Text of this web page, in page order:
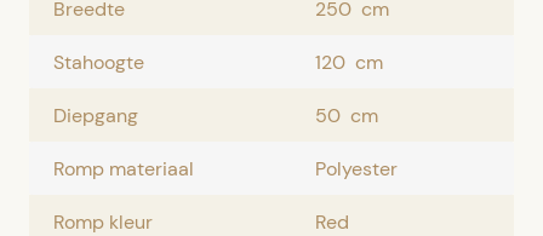
Breedte 250 cm
Stahoogte 120 cm
Diepgang 50 cm
Romp materiaal Polyester
Romp kleur Red